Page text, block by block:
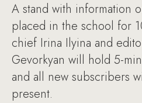
A stand with information
placed in the school for
chief Irina Ilyina and
Gevorkyan will hold 5-
and all new subscribers
present.